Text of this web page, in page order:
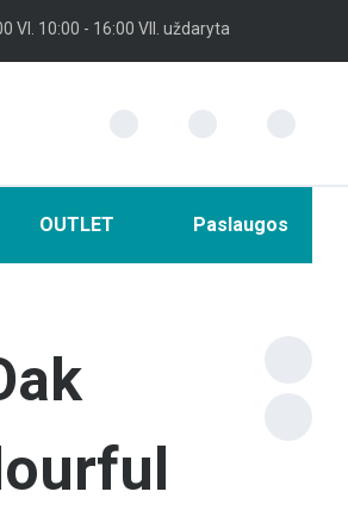
VI. 10:00 - 16:00 VII. uždaryta
OUTLET Paslaugos